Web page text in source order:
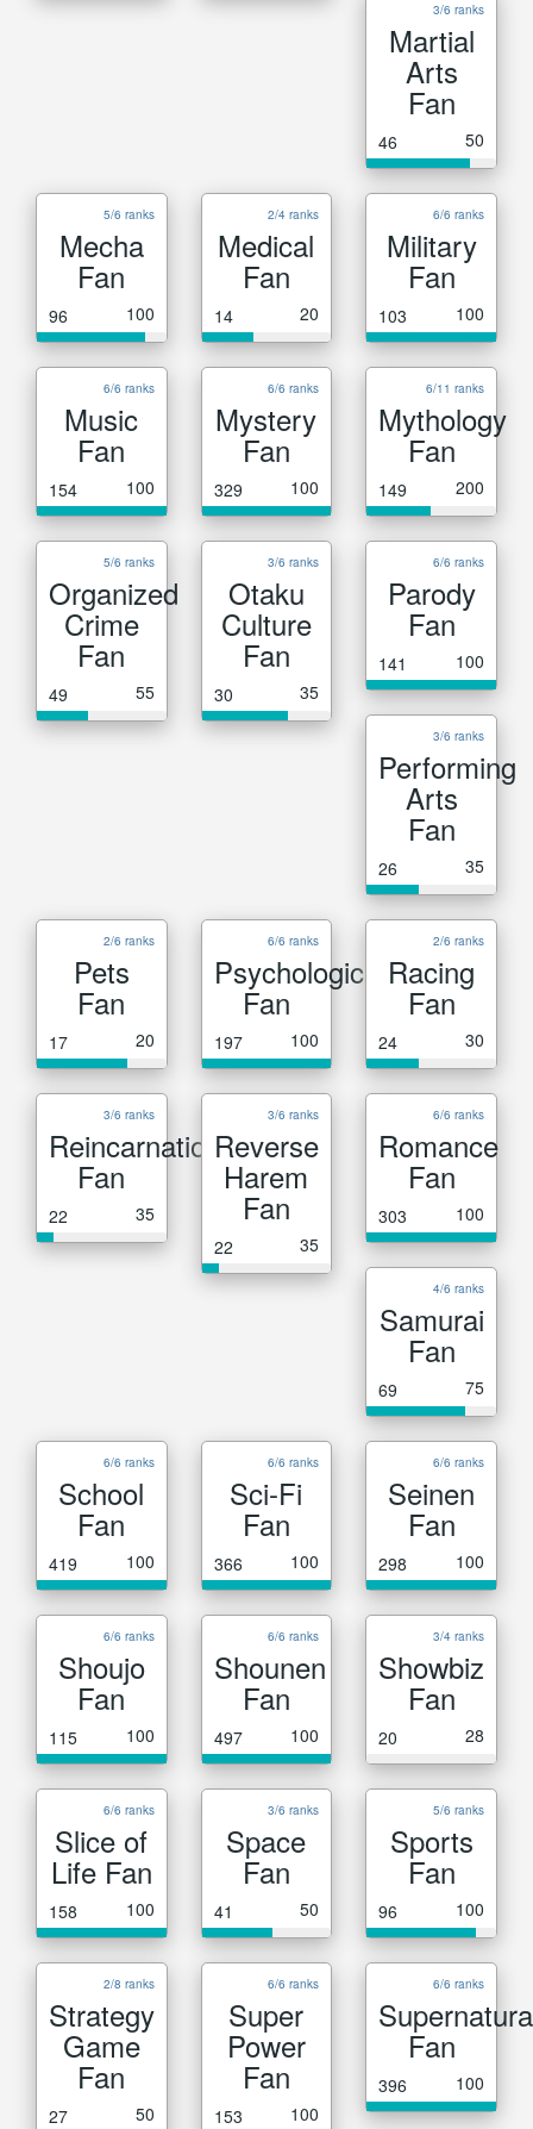
3/6 ranks
Martial
Arts
Fan
46 50
5/6 ranks
Mecha
Fan
96 100
2/4 ranks
Medical
Fan
14 20
6/6 ranks
Military
Fan
103 100
6/6 ranks
Music
Fan
154 100
6/6 ranks
Mystery
Fan
329 100
6/11 ranks
Mythology
Fan
149 200
5/6 ranks
Organized
Crime
Fan
49 55
3/6 ranks
Otaku
Culture
Fan
30 35
6/6 ranks
Parody
Fan
141 100
3/6 ranks
Performing
Arts
Fan
26 35
2/6 ranks
Pets
Fan
17 20
6/6 ranks
Psychological
Fan
197 100
2/6 ranks
Racing
Fan
24 30
3/6 ranks
Reincarnation
Fan
22 35
3/6 ranks
Reverse
Harem
Fan
22 35
6/6 ranks
Romance
Fan
303 100
4/6 ranks
Samurai
Fan
69 75
6/6 ranks
School
Fan
419 100
6/6 ranks
Sci-Fi
Fan
366 100
6/6 ranks
Seinen
Fan
298 100
6/6 ranks
Shoujo
Fan
115 100
6/6 ranks
Shounen
Fan
497 100
3/4 ranks
Showbiz
Fan
20 28
6/6 ranks
Slice of
Life Fan
158 100
3/6 ranks
Space
Fan
41 50
5/6 ranks
Sports
Fan
96 100
2/8 ranks
Strategy
Game
Fan
27 50
6/6 ranks
Super
Power
Fan
153 100
6/6 ranks
Fan
396 100